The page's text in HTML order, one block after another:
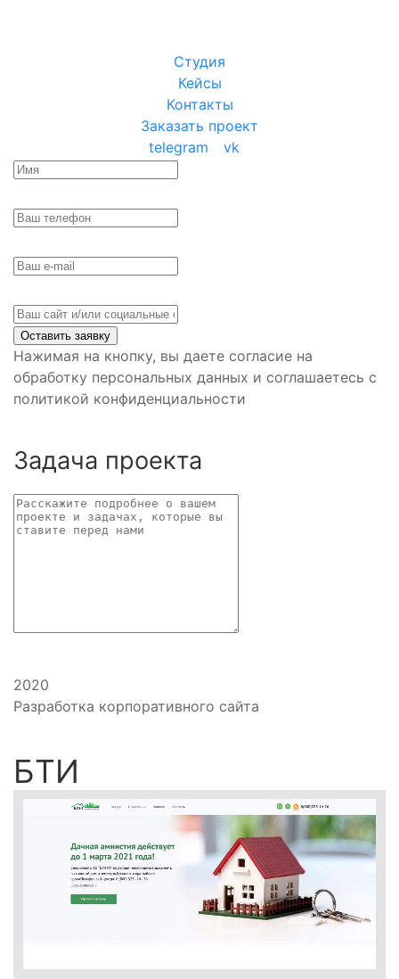
Студия
Кейсы
Контакты
Заказать проект
telegram
vk
Оставить заявку
Нажимая на кнопку, вы даете согласие на
обработку персональных данных и соглашаетесь с
политикой конфиденциальности
Задача проекта
2020
Разработка корпоративного сайта
БТИ